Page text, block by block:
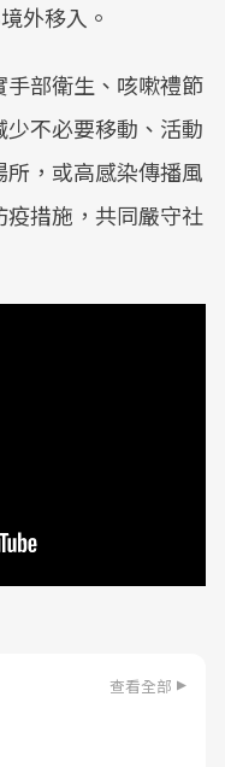
外移入。
部衛生、咳嗽禮節
不必要移動、活動
，或高感染傳播風
措施，共同嚴守社
查看全部